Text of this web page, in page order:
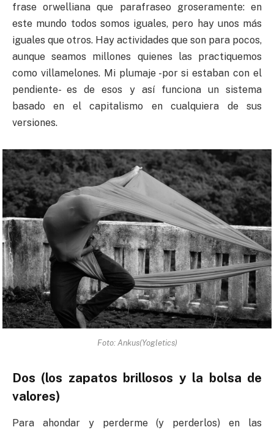
frase orwelliana que parafraseo groseramente: en
este mundo todos somos iguales, pero hay unos más
iguales que otros. Hay actividades que son para pocos,
aunque seamos millones quienes las practiquemos
como villamelones. Mi plumaje -por si estaban con el
pendiente- es de esos y así funciona un sistema
basado en el capitalismo en cualquiera de sus
versiones.
Foto: Ankus(Yogletics)
Dos (los zapatos brillosos y la bolsa de
valores)
Para ahondar y perderme (y perderlos) en las